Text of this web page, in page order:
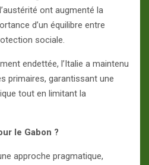
ont augmenté la
d’un équilibre entre
sociale.
endettée, l’Italie a maintenu
primaires, garantissant une
tout en limitant la
le Gabon ?
approche pragmatique,